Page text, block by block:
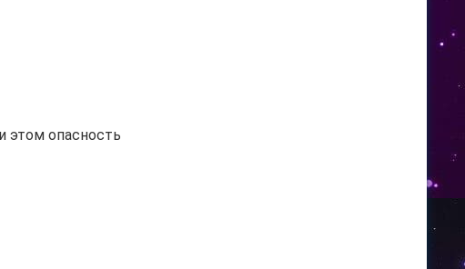
этом опасность